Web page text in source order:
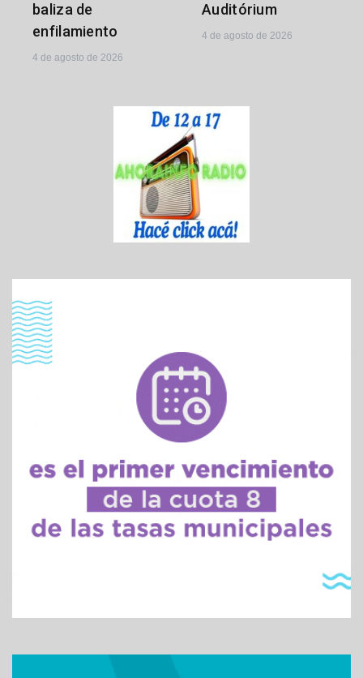
baliza de
enfilamiento
4 de agosto de 2026
Auditórium
4 de agosto de 2026